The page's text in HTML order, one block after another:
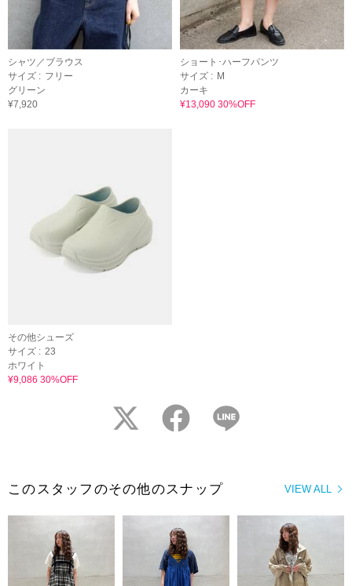
シャツ／ブラウス
サイズ : フリー
グリーン
¥7,920
ショート･ハーフパンツ
サイズ : M
カーキ
¥13,090 30%OFF
その他シューズ
サイズ : 23
ホワイト
¥9,086 30%OFF
twitter facebook
VIEW ALL
このスタッフのその他のスナップ